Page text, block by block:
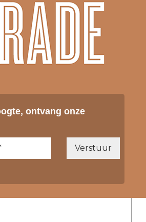
ontvang onze